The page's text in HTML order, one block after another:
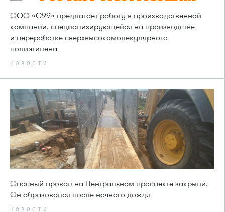
ООО «С99» предлагает работу в производственной
компании, специализирующейся на производстве
и переработке сверхвысокомолекулярного
полиэтилена
НОВОСТИ
Опасный провал на Центральном проспекте закрыли.
Он образовался после ночного дождя
НОВОСТИ